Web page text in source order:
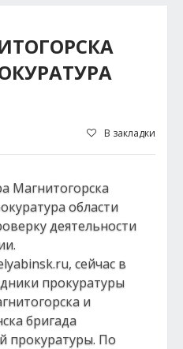
В закладки
Магнитогорска
области
деятельности
сейчас в
прокуратуры
и
бригада
прокуратуры. По